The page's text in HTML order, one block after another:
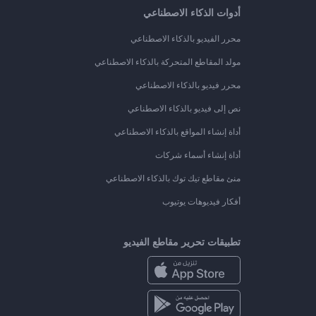
أدوات الذكاء الاصطناعي
محرر الفيديو بالذكاء الاصطناعي
مولد المقاطع المتحركة بالذكاء الاصطناعي
محرر فيديو بالذكاء الاصطناعي
نص إلى فيديو بالذكاء الاصطناعي
أداة إنشاء المواقع بالذكاء الاصطناعي
أداة إنشاء أسماء شركات
منئ مقاطع تيك توك بالذكاء الاصطناعي
أفكار فيديوهات يوتيوب
تطبيقات تحرير مقاطع الفيديو